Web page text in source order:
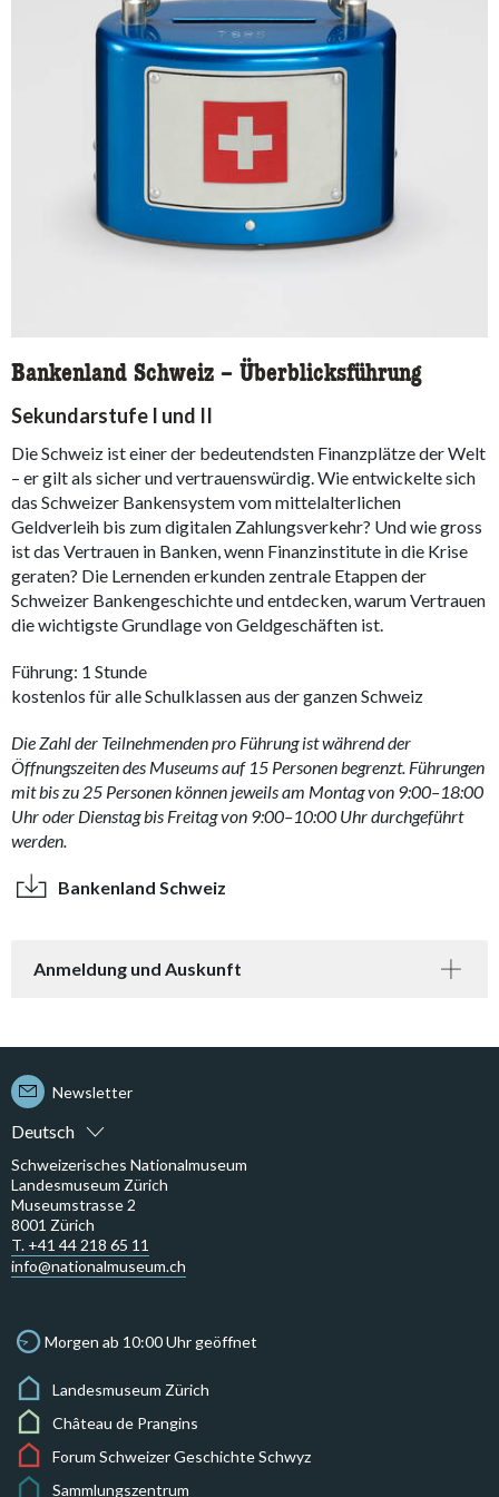
Bankenland Schweiz – Überblicksführung
Sekundarstufe I und II
Die Schweiz ist einer der bedeutendsten Finanzplätze der Welt
– er gilt als sicher und vertrauenswürdig. Wie entwickelte sich
das Schweizer Bankensystem vom mittelalterlichen
Geldverleih bis zum digitalen Zahlungsverkehr? Und wie gross
ist das Vertrauen in Banken, wenn Finanzinstitute in die Krise
geraten? Die Lernenden erkunden zentrale Etappen der
Schweizer Bankengeschichte und entdecken, warum Vertrauen
die wichtigste Grundlage von Geldgeschäften ist.
Führung: 1 Stunde
kostenlos für alle Schulklassen aus der ganzen Schweiz
Die Zahl der Teilnehmenden pro Führung ist während der
Öffnungszeiten des Museums auf 15 Personen begrenzt. Führungen
mit bis zu 25 Personen können jeweils am Montag von 9:00–18:00
Uhr oder Dienstag bis Freitag von 9:00–10:00 Uhr durchgeführt
werden.
Bankenland Schweiz
Anmeldung und Auskunft
Deutsch
Newsletter
Schweizerisches Nationalmuseum
Landesmuseum Zürich
Museumstrasse 2
8001 Zürich
T. +41 44 218 65 11
info@nationalmuseum.ch
Morgen ab 10:00 Uhr geöffnet
Landesmuseum Zürich
Château de Prangins
Forum Schweizer Geschichte Schwyz
Sammlungszentrum